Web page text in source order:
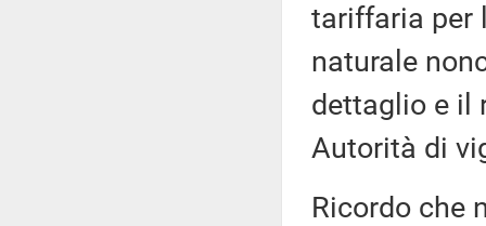
tariffaria per
naturale
dettaglio e il
Autorità di
Ricordo che